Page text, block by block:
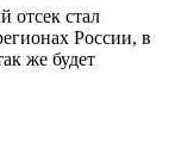
отсек стал
России, в
же будет